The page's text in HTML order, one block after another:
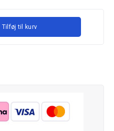
Tilføj til kurv